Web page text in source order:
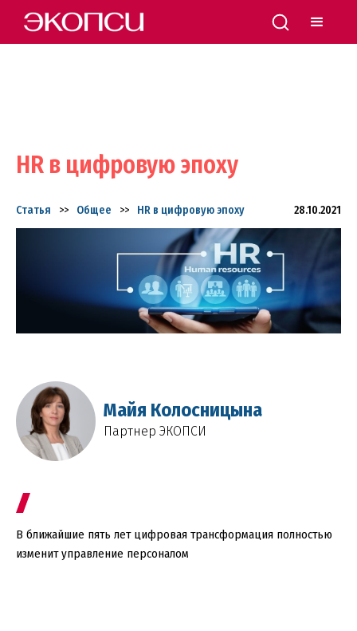
HR в цифровую эпоху
28.10.2021
Статья >> Общее >> HR в цифровую эпоху
Майя Колосницына
Партнер ЭКОПСИ
В ближайшие пять лет цифровая трансформация полностью
изменит управление персоналом